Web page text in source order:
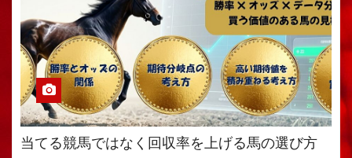
当てる競馬ではなく回収率を上げる馬の選び方